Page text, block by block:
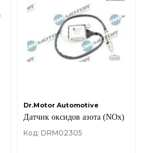
Dr.Motor Automotive
Датчик оксидов азота (NOx)
Код: DRM02305